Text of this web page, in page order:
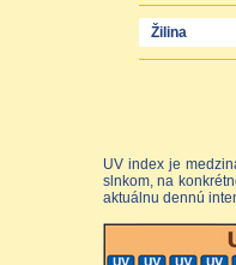
Žilina
UV index je
slnkom, na
aktuálnu dennú